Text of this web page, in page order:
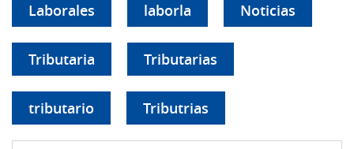
Laborales laborla Noticias
Tributaria Tributarias
tributario Tributrias